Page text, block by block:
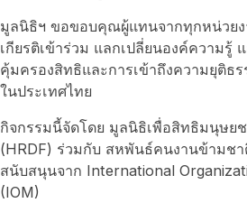
มูลนิธิฯ ขอขอบคุณผู้แทนจากทุกหน่วย
เกียรติเข้าร่วม แลกเปลี่ยนองค์ความรู้
คุ้มครองสิทธิและการเข้าถึงความยุติธ
ในประเทศไทย
กิจกรรมนี้จัดโดย มูลนิธิเพื่อสิทธิมนุษย
(HRDF) ร่วมกับ สหพันธ์คนงานข้ามชา
สนับสนุนจาก International
(IOM)